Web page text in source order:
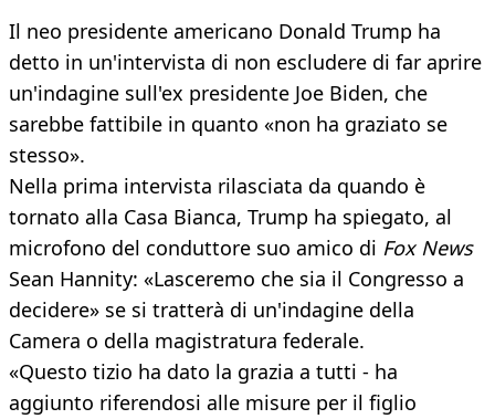
Il neo presidente americano Donald Trump ha
detto in un'intervista di non escludere di far aprire
un'indagine sull'ex presidente Joe Biden, che
sarebbe fattibile in quanto «non ha graziato se
stesso».
Nella prima intervista rilasciata da quando è
tornato alla Casa Bianca, Trump ha spiegato, al
microfono del conduttore suo amico di Fox News
Sean Hannity: «Lasceremo che sia il Congresso a
decidere» se si tratterà di un'indagine della
Camera o della magistratura federale.
«Questo tizio ha dato la grazia a tutti - ha
aggiunto riferendosi alle misure per il figlio